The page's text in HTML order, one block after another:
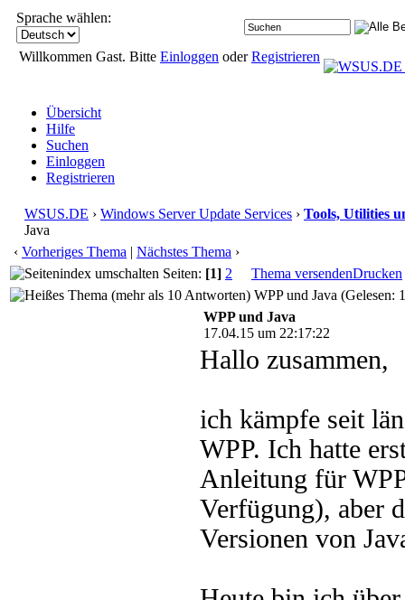
Sprache wählen:
Willkommen Gast. Bitte Einloggen oderRegistrieren
Übersicht
Hilfe
Suchen
Einloggen
Registrieren
WSUS.DE › Windows Server Update Services › Tools, Utilities
Java
‹ Vorheriges Thema | Nächstes Thema ›
Seiten: [1] 2 Thema versendenDrucken
WPP und Java (Gelesen:
WPP und Java
17.04.15 um 22:17:22
Hallo zusammen,
ich kämpfe seit
WPP. Ich hatte
Anleitung für
Verfügung), aber
Versionen von